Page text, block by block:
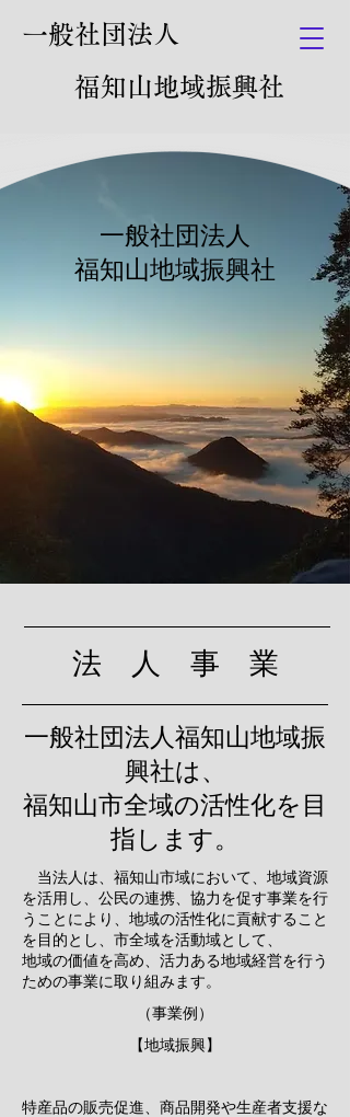
一般社団法人
福知山地域振興社
一般社団法人
​福知山地域振興社
法 人 事 業
一般社団法人福知山地域振
興社は、
​福知山市全域の活性化を目
指します。
当法人は、 福知山市域において、地域資源
を活用し、公民の連携、協力を促す事業を行
うことにより、地域の活性化に貢献すること
を目的とし、市全域を活動域として、
地域の価値を高め、活力ある地域経営を行う
ための事業に取り組みます。
（事業例）
​【地域振興】
特産品の販売促進、商品開発や生産者支援な